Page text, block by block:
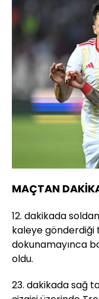
MAÇTAN
12. dakikada
kaleye gönderdiği
dokunamayınca
oldu.
23. dakikada sağ